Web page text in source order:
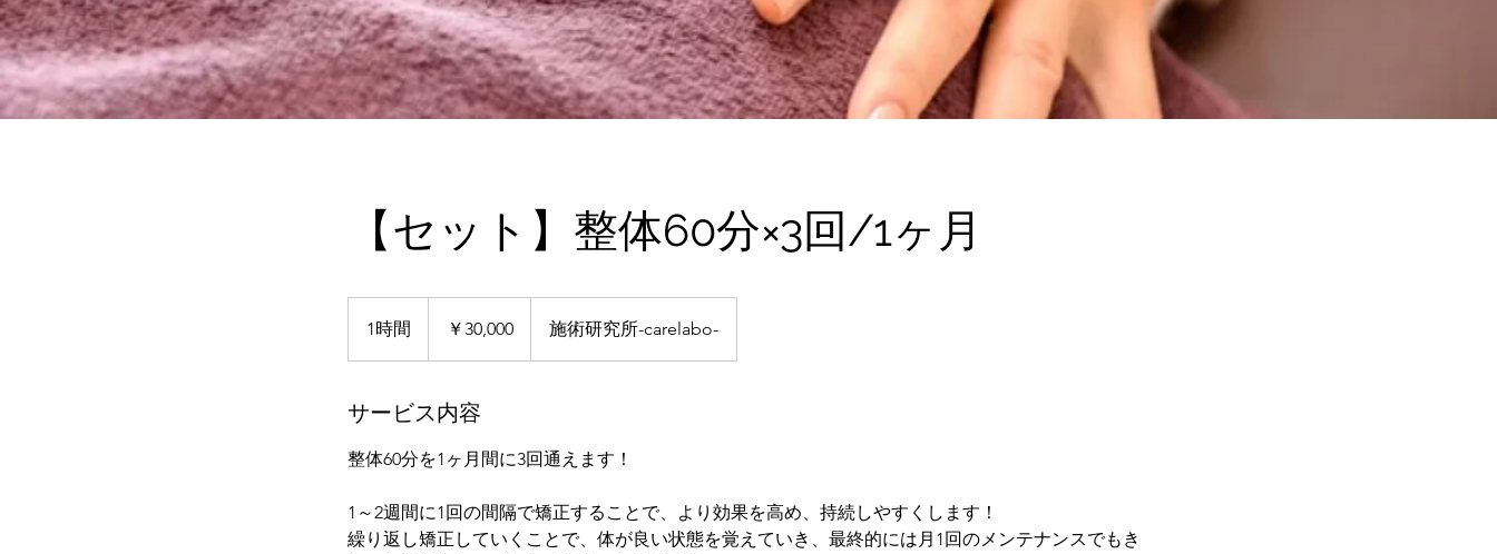
【セット】整体60分×3回/1ヶ月
1時間
時
￥30,000 施術研究所-carelabo-
サービス内容
整体60分を1ヶ月間に3回通えます！
1～2週間に1回の間隔で矯正することで、より効果を高め、持続しやすくします！
繰り返し矯正していくことで、体が良い状態を覚えていき、最終的には月1回のメンテナンスでもき